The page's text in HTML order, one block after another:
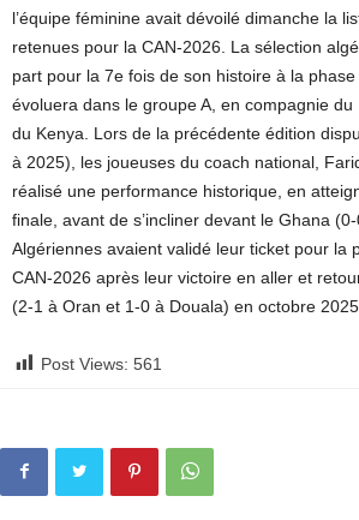
l’équipe féminine avait dévoilé dimanche la
retenues pour la CAN-2026. La sélection
part pour la 7e fois de son histoire à la phase
évoluera dans le groupe A, en compagnie
du Kenya. Lors de la précédente édition
à 2025), les joueuses du coach national,
réalisé une performance historique, en
finale, avant de s’incliner devant le Ghana
Algériennes avaient validé leur ticket pour la
CAN-2026 après leur victoire en aller et
(2-1 à Oran et 1-0 à Douala) en octobre 2025.
Post Views: 561